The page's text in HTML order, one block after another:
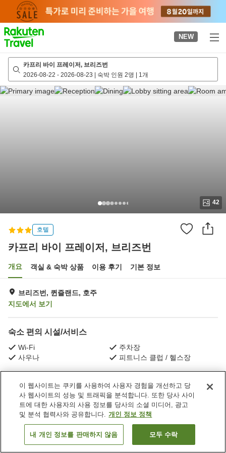
page
NEW
카프리 바이 프레이저, 브리즈번
2026-08-22 - 2026-08-23 | 숙박 인원 2명 | 1개
42
호텔
카프리 바이 프레이저, 브리즈번
개요 객실 & 숙박 상품 이용 후기 기본 정보
브리즈번, 퀸즐랜드, 호주
지도에서 보기
숙소 편의 시설/서비스
Wi-Fi
주차장
사우나
피트니스 클럽 / 헬스장
호주 퀸즐랜드 브리즈번 카프리 바이 프레이저, 브리즈번
객실 보기
이 웹사이트는 쿠키를 사용하여 사용자 경험을 개선하고 당
사 웹사이트의 성능 및 트래픽을 분석합니다. 또한 당사 사이
트에 대한 사용자의 사용 정보를 당사의 소셜 미디어, 광고
및 분석 협력사와 공유합니다. 개인 정보 정책
내 개인 정보를 판매하지 않음 모두 수락